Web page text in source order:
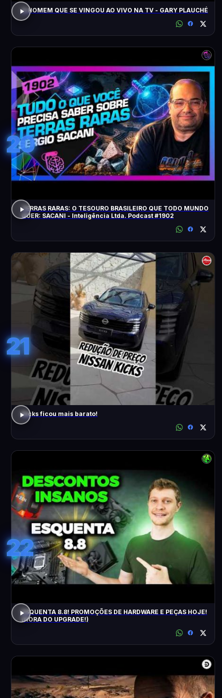
O HOMEM QUE SE VINGOU AO VIVO NA TV - GARY PLAUCHÉ
20
TERRAS RARAS: O TESOURO BRASILEIRO QUE TODO MUNDO
QUER: SACANI - Inteligência Ltda. Podcast #1902
21
Kicks ficou mais barato!
22
ESQUENTA 8.8! PROMOÇÕES DE HARDWARE E PEÇAS HOJE!
(HORA DO UPGRADE!)